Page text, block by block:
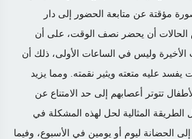
مؤقتة عن متابعة الحضور إلى دار
أن يحضر نصف الوقت، على أن
وليس في الساعات الأولى، ذلك أن
عليه متعته ويثير نقمته. ومما يزيد
تتوتر أعصابهم إلى حد الامتناع عن
الطريقة المثالية لحل لهذه المشكلة في
الحضانة ليوم أو يومين في الأسبوع، وفيما